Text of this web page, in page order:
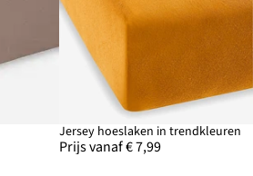
Jersey hoeslaken in trendkleuren
Prijs vanaf € 7,99